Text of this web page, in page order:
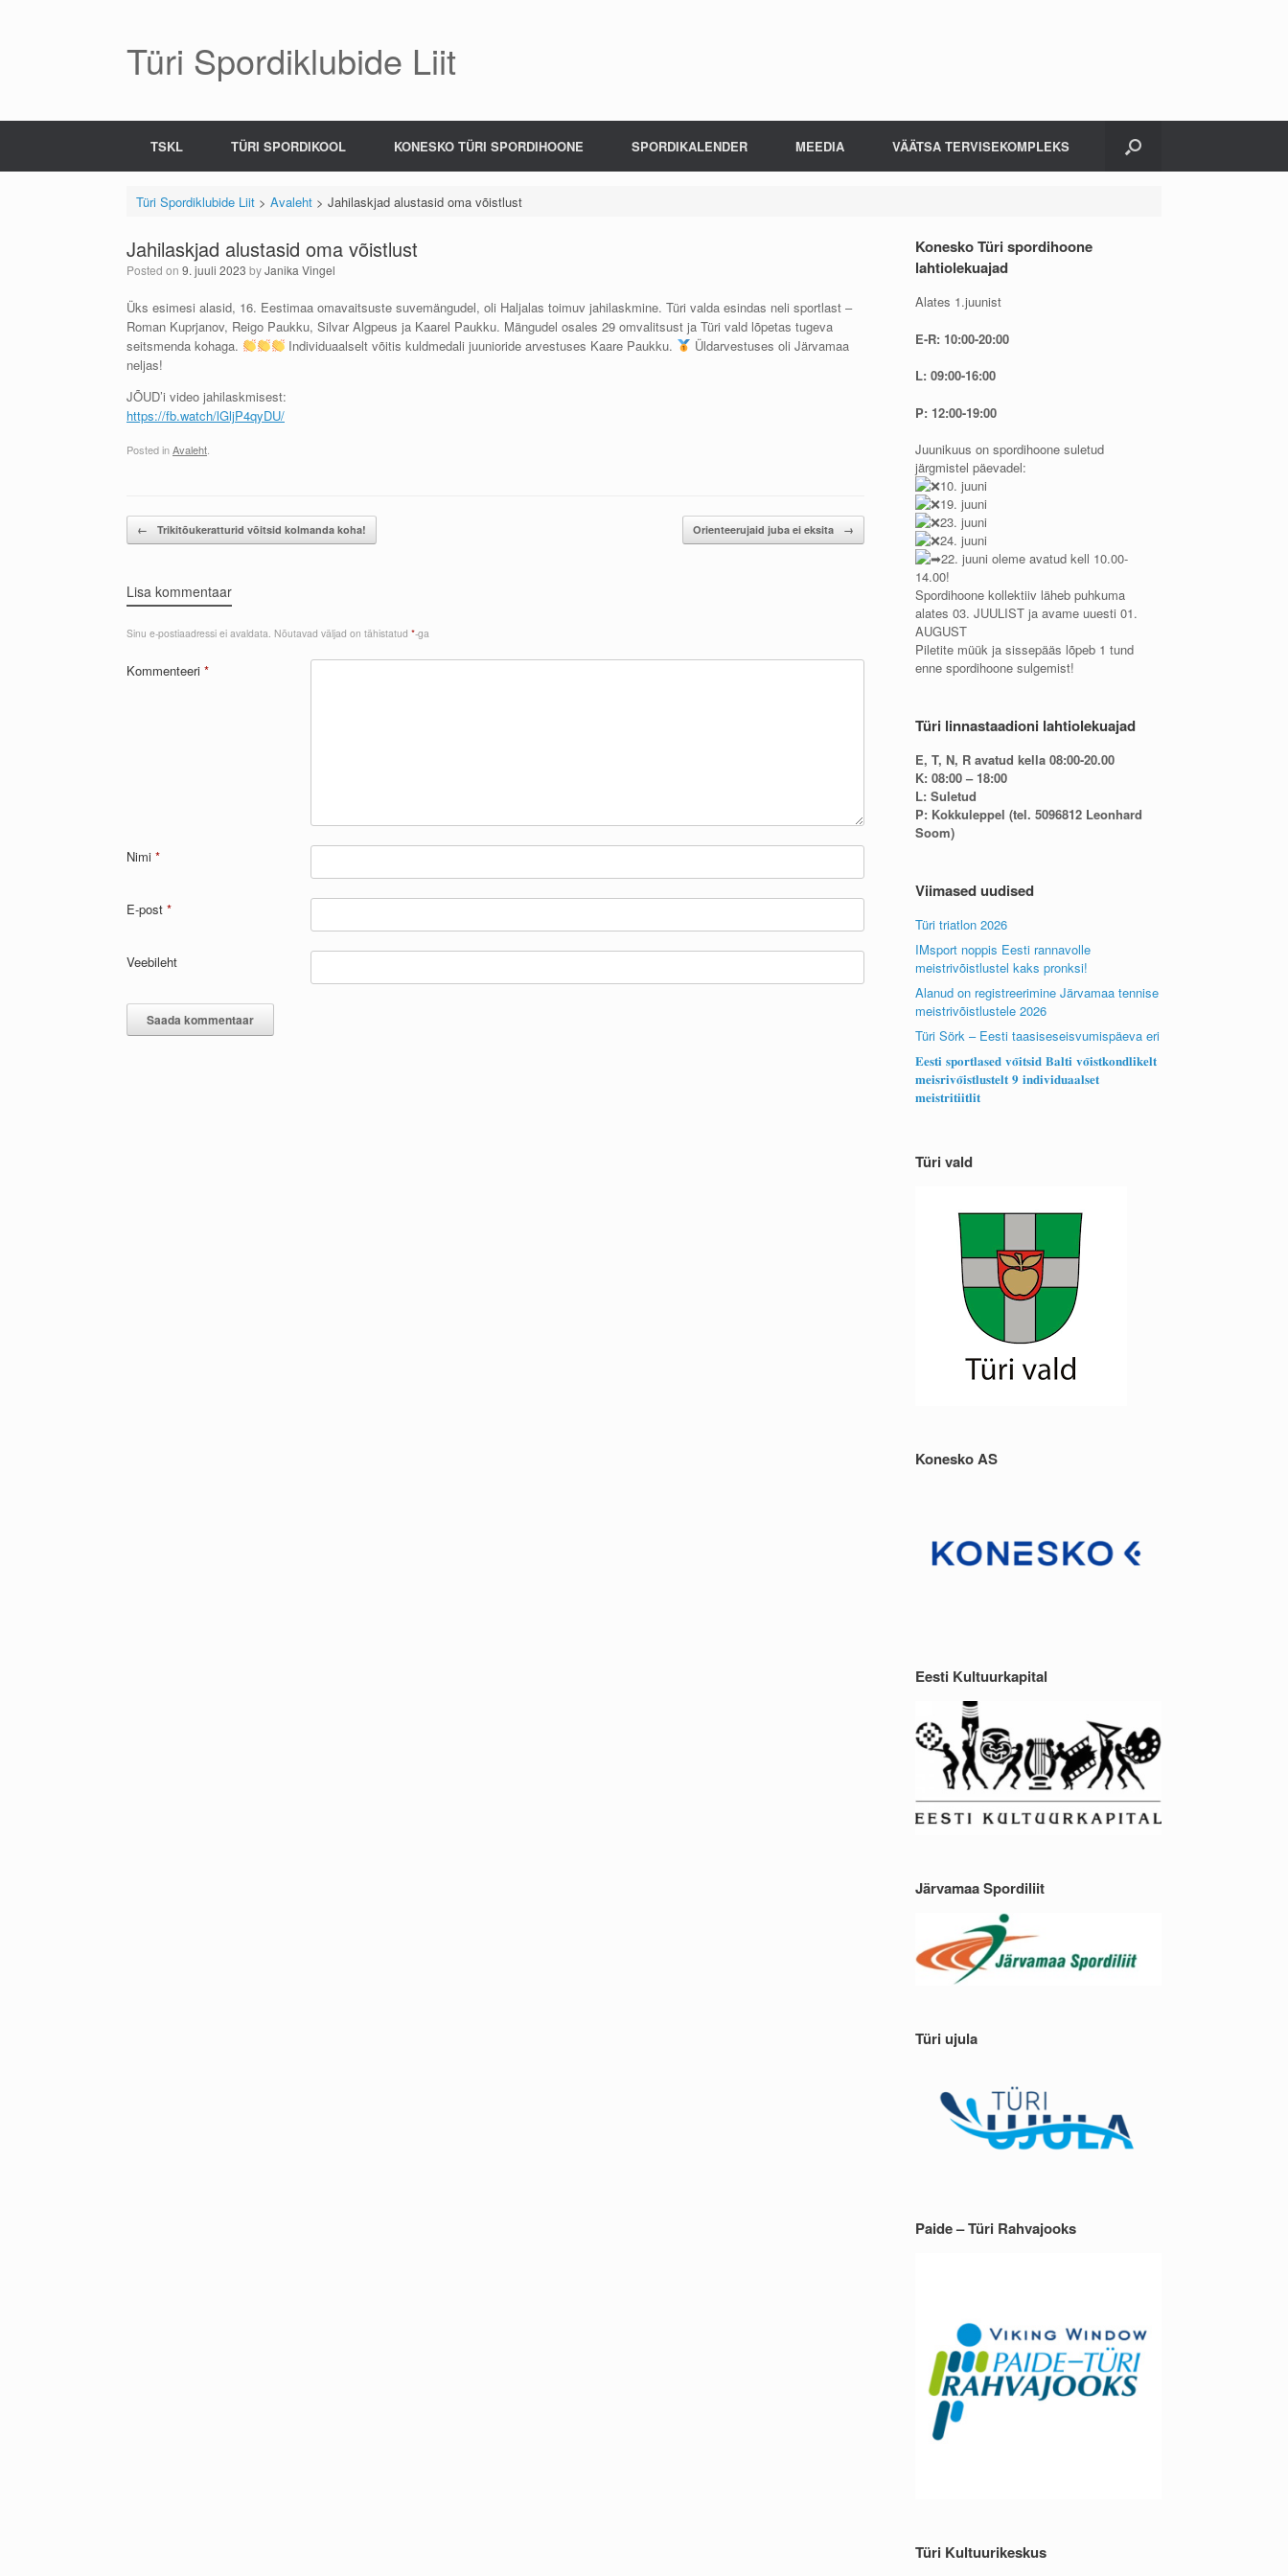
Türi Spordiklubide Liit
TSKL TÜRI SPORDIKOOL KONESKO TÜRI SPORDIHOONE SPORDIKALENDER MEEDIA VÄÄTSA TERVISEKOMPLEKS
Türi Spordiklubide Liit> Avaleht> Jahilaskjad alustasid oma võistlust
Jahilaskjad alustasid oma võistlust
Posted on 9. juuli 2023 byJanika Vingel
Üks esimesi alasid, 16. Eestimaa omavaitsuste suvemängudel, oli Haljalas toimuv jahilaskmine. Türi valda esindas neli sportlast –
Roman Kuprjanov, Reigo Paukku, Silvar Algpeus ja Kaarel Paukku. Mängudel osales 29 omvalitsust ja Türi vald lõpetas tugeva
seitsmenda kohaga.
Individuaalselt võitis kuldmedali juunioride arvestuses Kaare Paukku.
Üldarvestuses oli Järvamaa
neljas!
JÕUD’i video jahilaskmisest:
https://fb.watch/lGljP4qyDU/
Posted inAvaleht
Post navigation
← Trikitõukeratturid võitsid kolmanda koha! Orienteerujaid juba ei eksita →
Lisa kommentaar
Sinu e-postiaadressi ei avaldata. Nõutavad väljad on tähistatud *-ga
Kommenteeri *
Nimi *
E-post *
Veebileht
Konesko Türi spordihoone
lahtiolekuajad
Alates 1.juunist
E-R: 10:00-20:00
L: 09:00-16:00
P: 12:00-19:00
Juunikuus on spordihoone suletud
järgmistel päevadel:
10. juuni
19. juuni
23. juuni
24. juuni
22. juuni oleme avatud kell 10.00-
14.00!
Spordihoone kollektiiv läheb puhkuma
alates 03. JUULIST ja avame uuesti 01.
AUGUST
Piletite müük ja sissepääs lõpeb 1 tund
enne spordihoone sulgemist!
Türi linnastaadioni lahtiolekuajad
E, T, N, R avatud kella 08:00-20.00
K: 08:00 – 18:00
L: Suletud
P: Kokkuleppel (tel. 5096812 Leonhard
Soom)
Viimased uudised
Türi triatlon 2026
IMsport noppis Eesti rannavolle
meistrivõistlustel kaks pronksi!
Alanud on registreerimine Järvamaa tennise
meistrivõistlustele 2026
Türi Sörk – Eesti taasiseseisvumispäeva eri
𝐄𝐞𝐬𝐭𝐢 𝐬𝐩𝐨𝐫𝐭𝐥𝐚𝐬𝐞𝐝 𝐯𝐨̃𝐢𝐭𝐬𝐢𝐝 𝐁𝐚𝐥𝐭𝐢 𝐯𝐨̃𝐢𝐬𝐭𝐤𝐨𝐧𝐝𝐥𝐢𝐤𝐞𝐥𝐭
𝐦𝐞𝐢𝐬𝐫𝐢𝐯𝐨̃𝐢𝐬𝐭𝐥𝐮𝐬𝐭𝐞𝐥𝐭 𝟗 𝐢𝐧𝐝𝐢𝐯𝐢𝐝𝐮𝐚𝐚𝐥𝐬𝐞𝐭
𝐦𝐞𝐢𝐬𝐭𝐫𝐢𝐭𝐢𝐢𝐭𝐥𝐢𝐭
Türi vald
Konesko AS
Eesti Kultuurkapital
Järvamaa Spordiliit
Türi ujula
Paide – Türi Rahvajooks
Türi Kultuurikeskus